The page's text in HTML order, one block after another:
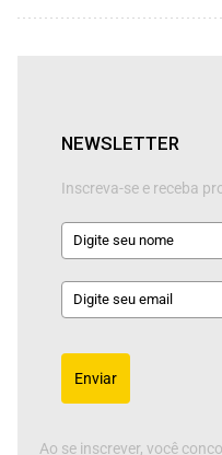
NEWSLETTER
Inscreva-se e receba
Enviar
Ao se inscrever, você